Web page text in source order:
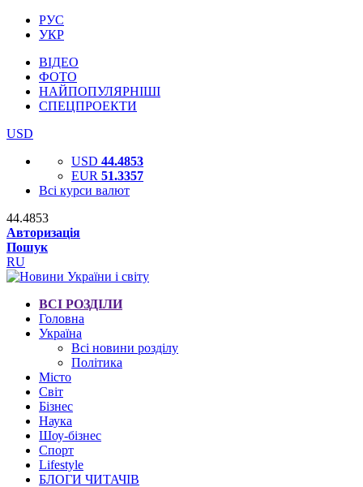
РУС
УКР
ВІДЕО
ФОТО
НАЙПОПУЛЯРНІШІ
СПЕЦПРОЕКТИ
USD
USD 44.4853
EUR 51.3357
Всі курси валют
44.4853
Авторизація
Пошук
RU
ВСІ РОЗДІЛИ
Головна
Україна
Всі новини розділу
Політика
Місто
Світ
Бізнес
Наука
Шоу-бізнес
Спорт
Lifestyle
БЛОГИ ЧИТАЧІВ